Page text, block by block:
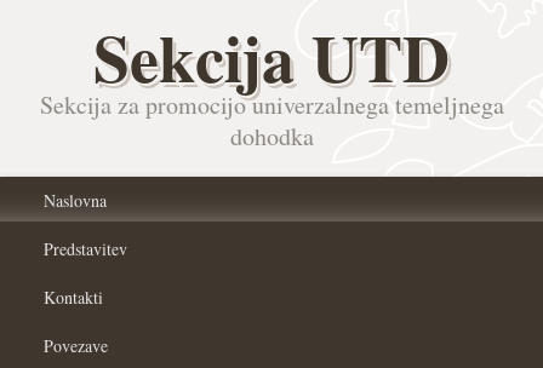
Sekcija UTD
Sekcija za promocijo univerzalnega temeljnega
dohodka
Naslovna
Predstavitev
Kontakti
Povezave